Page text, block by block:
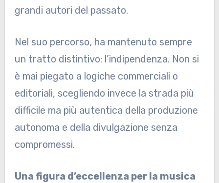
grandi autori del passato.
Nel suo percorso, ha mantenuto sempre
un tratto distintivo: l’indipendenza. Non si
è mai piegato a logiche commerciali o
editoriali, scegliendo invece la strada più
difficile ma più autentica della produzione
autonoma e della divulgazione senza
compromessi.
Una figura d’eccellenza per la musica